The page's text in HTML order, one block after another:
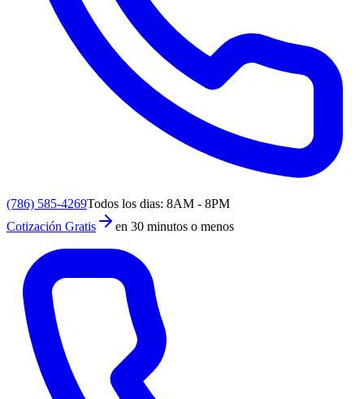
(786) 585-4269Todos los dias: 8AM - 8PM
Cotización Gratis
en 30 minutos o menos